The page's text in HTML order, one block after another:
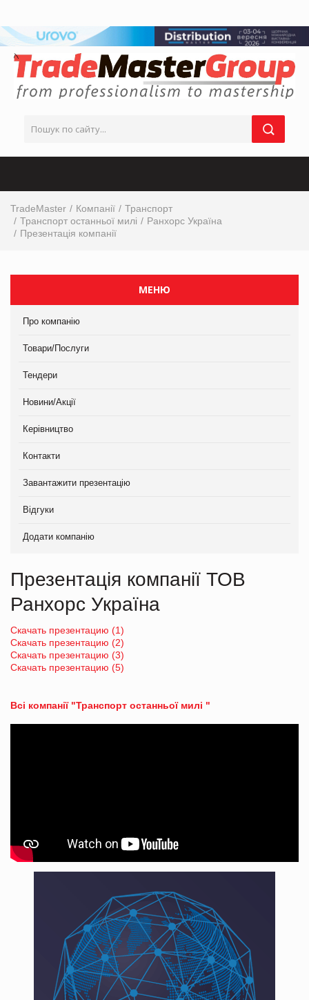
TradeMaster Компанії
Транспорт
Транспорт останньої милі
Ранхорс Україна
Презентація компанії
МЕНЮ
Про компанію
Товари/Послуги
Тендери
Новини/Акції
Керівництво
Контакти
Завантажити презентацію
Відгуки
Додати компанію
Презентація компанії ТОВ
Ранхорс Україна
Скачать презентацию (1)
Скачать презентацию (2)
Скачать презентацию (3)
Скачать презентацию (5)
Всі компанії "Транспорт останньої милі "